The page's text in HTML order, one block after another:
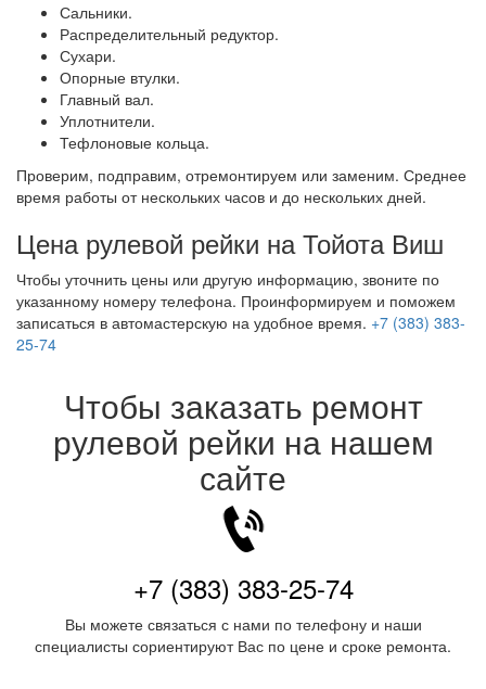
Сальники.
Распределительный редуктор.
Сухари.
Опорные втулки.
Главный вал.
Уплотнители.
Тефлоновые кольца.
Проверим, подправим, отремонтируем или заменим. Среднее
время работы от нескольких часов и до нескольких дней.
Цена рулевой рейки на Тойота Виш
Чтобы уточнить цены или другую информацию, звоните по
указанному номеру телефона. Проинформируем и поможем
записаться в автомастерскую на удобное время. +7 (383) 383-
25-74
Чтобы заказать ремонт
рулевой рейки на нашем
сайте
+7 (383) 383-25-74
Вы можете связаться с нами по телефону и наши
специалисты сориентируют Вас по цене и сроке ремонта.